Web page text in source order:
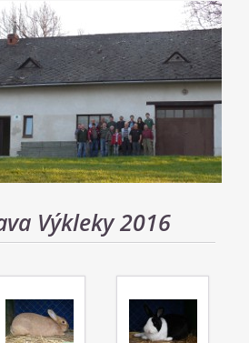
Výkleky 2016